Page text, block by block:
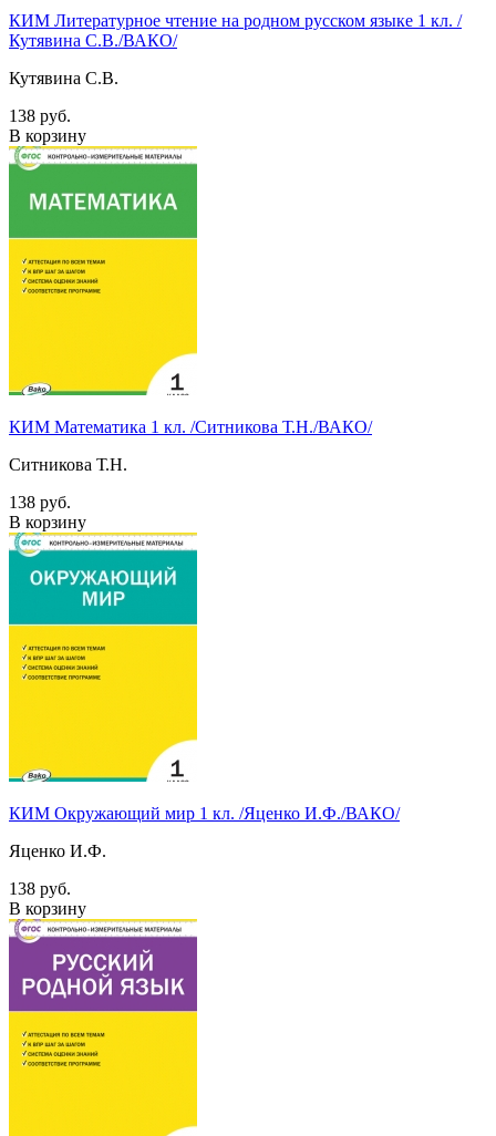
КИМ Литературное чтение на родном русском языке 1 кл. /
Кутявина С.В./ВАКО/
Кутявина С.В.
138 руб.
В корзину
КИМ Математика 1 кл. /Ситникова Т.Н./ВАКО/
Ситникова Т.Н.
138 руб.
В корзину
КИМ Окружающий мир 1 кл. /Яценко И.Ф./ВАКО/
Яценко И.Ф.
138 руб.
В корзину